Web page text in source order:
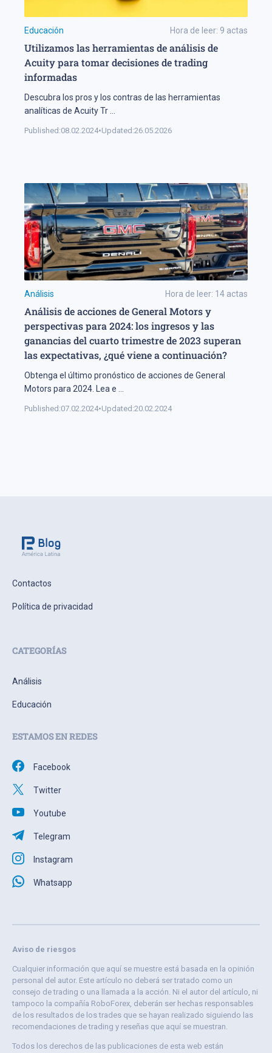
Educación Hora de leer: 9 actas
Utilizamos las herramientas de análisis de
Acuity para tomar decisiones de trading
informadas
Descubra los pros y los contras de las herramientas
analíticas de Acuity Tr ...
Published:08.02.2024•Updated:26.05.2026
Análisis Hora de leer: 14 actas
Análisis de acciones de General Motors y
perspectivas para 2024: los ingresos y las
ganancias del cuarto trimestre de 2023 superan
las expectativas, ¿qué viene a continuación?
Obtenga el último pronóstico de acciones de General
Motors para 2024. Lea e ...
Published:07.02.2024•Updated:20.02.2024
Contactos
Política de privacidad
CATEGORÍAS
Análisis
Educación
ESTAMOS EN REDES
Facebook
Twitter
Youtube
Telegram
Instagram
Whatsapp
Aviso de riesgos
Cualquier información que aquí se muestre está basada en la opinión
personal del autor. Este artículo no deberá ser tratado como un
consejo de trading o una llamada a la acción. Ni el autor del artículo, ni
tampoco la compañía RoboForex, deberán ser hechas responsables
de los resultados de los trades que se hayan realizado siguiendo las
recomendaciones de trading y reseñas que aquí se muestran.
Todos los derechos de las publicaciones de esta web están